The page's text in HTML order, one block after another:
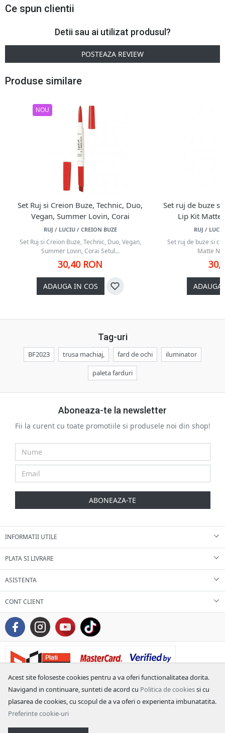
Acest site foloseste cookies pentru a va oferi functionalitatea dorita.
Navigand in continuare, sunteti de acord cu Politica de cookiessi cu
plasarea de cookies, cu scopul de a va oferi o experienta imbunatatita.
Preferinte cookie-uri
Ce spun clientii
Detii sau ai utilizat produsul?
POSTEAZA REVIEW
Produse similare
NOU
Set Ruj si Creion Buze, Technic, Duo,
Vegan, Summer Lovin, Corai
RUJ / LUCIU / CREION BUZE
Set Ruj si Creion Buze, Technic, Duo, Vegan,
Summer Lovin, Corai Setul...
30,40 RON
ADAUGA IN COS
Set ruj de buze
Lip Kit Matte
RUJ /
Set ruj de buze si
Matte
ADAUGA
Tag-uri
BF2023 trusa machiaj, fard de ochi iluminator
paleta farduri
Aboneaza-te la newsletter
Fii la curent cu toate promotiile si produsele noi din shop!
ABONEAZA-TE
INFORMATII UTILE
PLATA SI LIVRARE
ASISTENTA
CONT CLIENT